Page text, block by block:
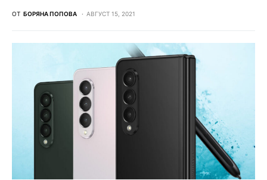
ОТ БОРЯНА ПОПОВА АВГУСТ 15, 2021